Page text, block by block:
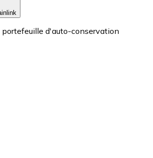
portefeuille d'auto-conservation